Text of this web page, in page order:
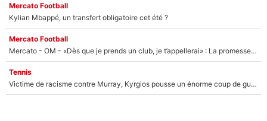
Mercato Football
Kylian Mbappé, un transfert obligatoire cet été ?
Mercato Football
Mercato - OM - «Dès que je prends un club, je t’appellerai» : La promesse de Marcelino au moment de claquer la porte
Tennis
Victime de racisme contre Murray, Kyrgios pousse un énorme coup de gueule !